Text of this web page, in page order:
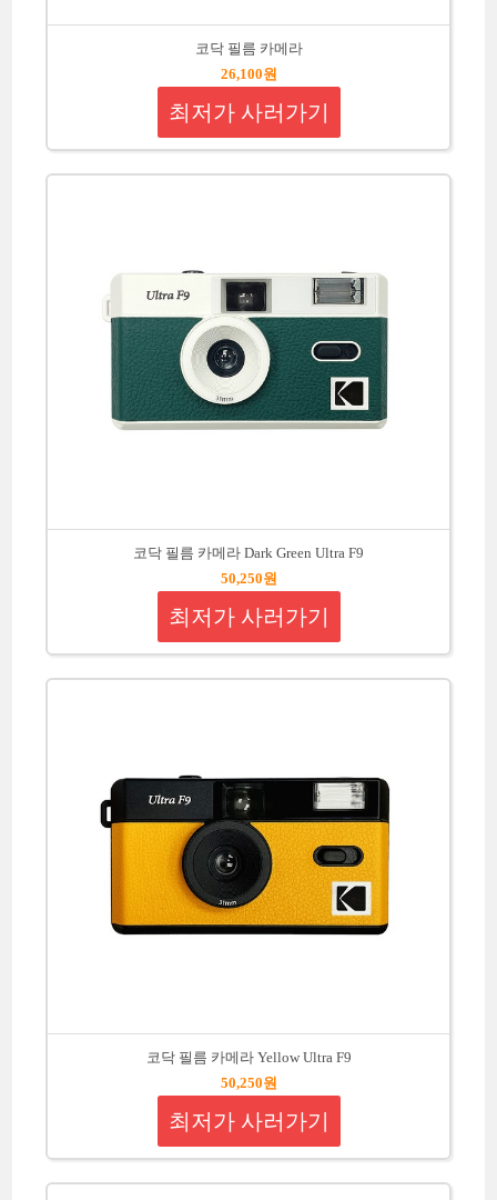
코닥 필름 카메라
26,100원
최저가 사러가기
코닥 필름 카메라 Dark Green Ultra F9
50,250원
최저가 사러가기
코닥 필름 카메라 Yellow Ultra F9
50,250원
최저가 사러가기